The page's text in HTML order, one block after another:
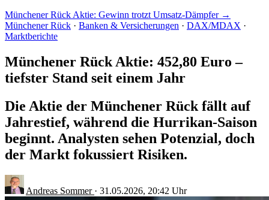
Münchener Rück Aktie: Gewinn trotzt Umsatz-Dämpfer →
Münchener Rück · Banken & Versicherungen · DAX/MDAX ·
Marktberichte
Münchener Rück Aktie: 452,80 Euro –
tiefster Stand seit einem Jahr
Die Aktie der Münchener Rück fällt auf
Jahrestief, während die Hurrikan-Saison
beginnt. Analysten sehen Potenzial, doch
der Markt fokussiert Risiken.
Andreas Sommer · 31.05.2026, 20:42 Uhr